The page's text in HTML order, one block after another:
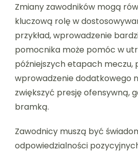
Zmiany zawodników mogą
kluczową rolę w
przykład, wprowadzenie
pomocnika może pomóc w
późniejszych etapach meczu,
wprowadzenie dodatkowego
zwiększyć presję ofensywną,
bramką.
Zawodnicy muszą być
odpowiedzialności